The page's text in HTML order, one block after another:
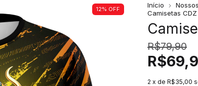
12% OFF Início
Camisetas CDZ
R$79,90
2 x de R$35,00